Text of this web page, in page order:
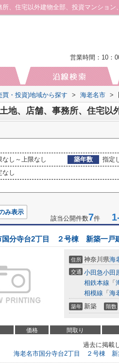
営業時間：10：
買・投資)地域から探す > 海老名市 >
なし～上限なし 築年数
指定
なし
み表示
該当公開件数7件
国分寺台2丁目 ２号棟 新築一
住所 神奈川県海
交通 小田急小田
相鉄本線 「
相模線 「 海
築年 新築 階数
価格 間取り
過去に掲載
海老名市国分寺台2丁目 ２号棟 新